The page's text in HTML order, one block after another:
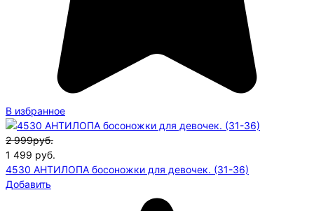
В избранное
2 999руб.
1 499 руб.
4530 АНТИЛОПА босоножки для девочек. (31-36)
Добавить